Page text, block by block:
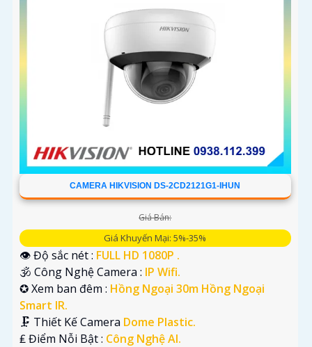
CAMERA HIKVISION DS-2CD2121G1-IHUN
Giá Bán:
Giá Khuyến Mại: 5%-35%
👁 Độ sắc nét : FULL HD 1080P .
🕉️ Công Nghệ Camera : IP Wifi.
✪ Xem ban đêm : Hồng Ngoại 30m Hồng Ngoại
Smart IR.
🗜️ Thiết Kế Camera Dome Plastic.
️₤ Điểm Nỗi Bật : Công Nghệ AI.